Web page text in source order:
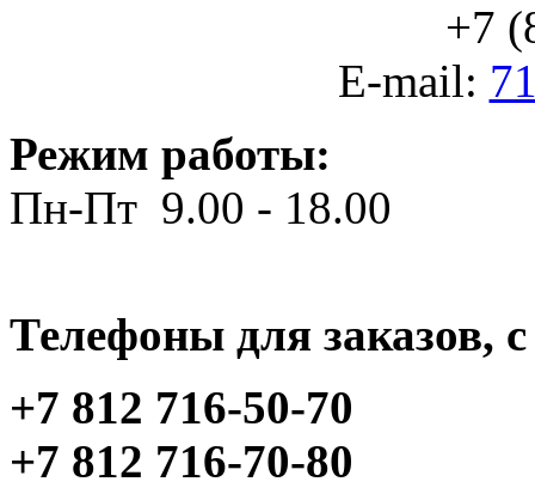
+7
E-mail:
Режим работы:
Пн-Пт 9.00 - 18.00
Телефоны для заказов,
+7 812 716-50-70
+7 812 716-70-80